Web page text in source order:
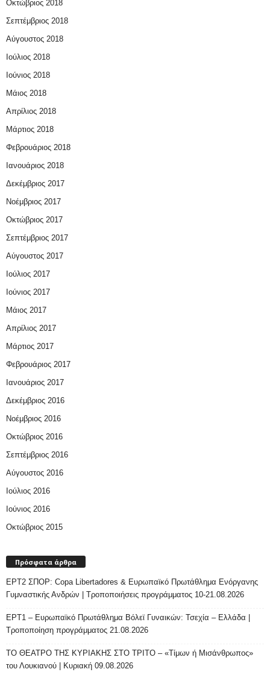
Οκτώβριος 2018
Σεπτέμβριος 2018
Αύγουστος 2018
Ιούλιος 2018
Ιούνιος 2018
Μάιος 2018
Απρίλιος 2018
Μάρτιος 2018
Φεβρουάριος 2018
Ιανουάριος 2018
Δεκέμβριος 2017
Νοέμβριος 2017
Οκτώβριος 2017
Σεπτέμβριος 2017
Αύγουστος 2017
Ιούλιος 2017
Ιούνιος 2017
Μάιος 2017
Απρίλιος 2017
Μάρτιος 2017
Φεβρουάριος 2017
Ιανουάριος 2017
Δεκέμβριος 2016
Νοέμβριος 2016
Οκτώβριος 2016
Σεπτέμβριος 2016
Αύγουστος 2016
Ιούλιος 2016
Ιούνιος 2016
Οκτώβριος 2015
Πρόσφατα άρθρα
ΕΡΤ2 ΣΠΟΡ: Copa Libertadores & Ευρωπαϊκό Πρωτάθλημα Ενόργανης
Γυμναστικής Ανδρών | Τροποποιήσεις προγράμματος 10-21.08.2026
ΕΡΤ1 – Ευρωπαϊκό Πρωτάθλημα Βόλεϊ Γυναικών: Τσεχία – Ελλάδα |
Τροποποίηση προγράμματος 21.08.2026
ΤΟ ΘΕΑΤΡΟ ΤΗΣ ΚΥΡΙΑΚΗΣ ΣΤΟ ΤΡΙΤΟ – «Τίμων ή Μισάνθρωπος»
του Λουκιανού | Κυριακή 09.08.2026